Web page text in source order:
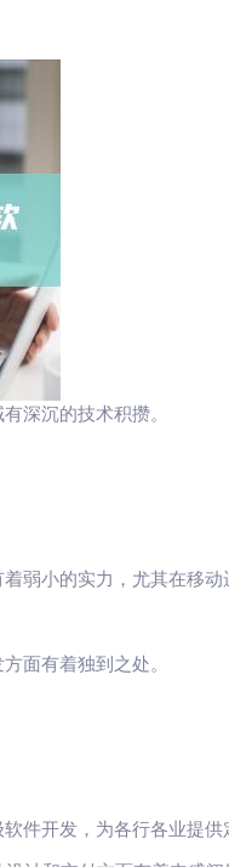
深沉的技术积攒。
弱小的实力，尤其在移动
面有着独到之处。
件开发，为各行各业提供